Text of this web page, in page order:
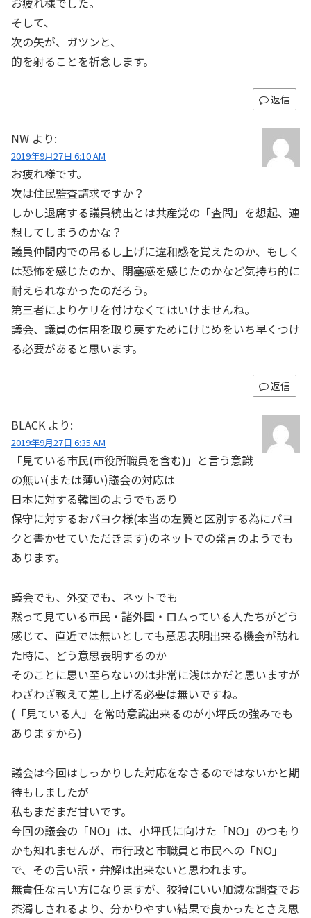
そして、
次の矢が、ガツンと、
的を射ることを祈念します。
返信
NW より:
2019年9月27日 6:10 AM
お疲れ様です。
次は住民監査請求ですか？
しかし退席する議員続出とは共産党の「査問」を想起、連
想してしまうのかな？
議員仲間内での吊るし上げに違和感を覚えたのか、もしく
は恐怖を感じたのか、閉塞感を感じたのかなど気持ち的に
耐えられなかったのだろう。
第三者によりケリを付けなくてはいけませんね。
議会、議員の信用を取り戻すためにけじめをいち早くつけ
る必要があると思います。
返信
BLACK より:
2019年9月27日 6:35 AM
「見ている市民(市役所職員を含む)」と言う意識
の無い(または薄い)議会の対応は
日本に対する韓国のようでもあり
保守に対するおパヨク様(本当の左翼と区別する為にパヨ
クと書かせていただきます)のネットでの発言のようでも
あります。
議会でも、外交でも、ネットでも
黙って見ている市民・諸外国・ロムっている人たちがどう
感じて、直近では無いとしても意思表明出来る機会が訪れ
た時に、どう意思表明するのか
そのことに思い至らないのは非常に浅はかだと思いますが
わざわざ教えて差し上げる必要は無いですね。
(「見ている人」を常時意識出来るのが小坪氏の強みでも
ありますから)
議会は今回はしっかりした対応をなさるのではないかと期
待もしましたが
私もまだまだ甘いです。
今回の議会の「NO」は、小坪氏に向けた「NO」のつもり
かも知れませんが、市行政と市職員と市民への「NO」
で、その言い訳・弁解は出来ないと思われます。
無責任な言い方になりますが、狡猾にいい加減な調査でお
茶濁しされるより、分かりやすい結果で良かったとさえ思